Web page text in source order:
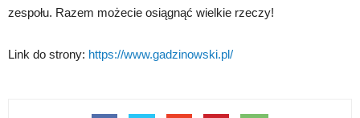
zespołu. Razem możecie osiągnąć wielkie rzeczy!
Link do strony: https://www.gadzinowski.pl/